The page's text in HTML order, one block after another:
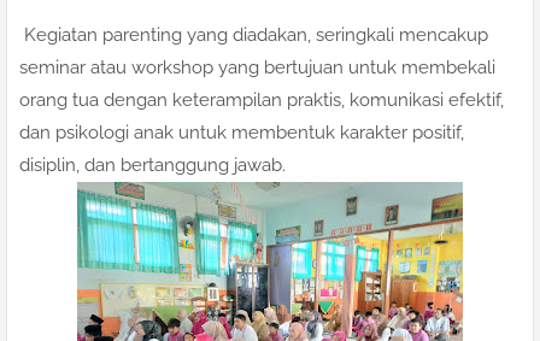
Kegiatan parenting yang diadakan, seringkali mencakup
seminar atau workshop yang bertujuan untuk membekali
orang tua dengan keterampilan praktis, komunikasi efektif,
dan psikologi anak untuk membentuk karakter positif,
disiplin, dan bertanggung jawab.